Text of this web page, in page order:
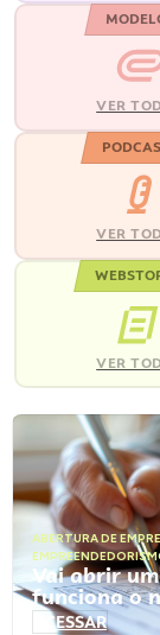
VER
VER
VER
ABERTURA DE
Vai abrir
funciona o
ACESSAR